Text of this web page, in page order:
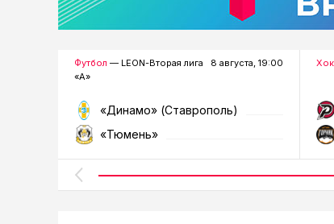
Футбол — LEON-Вторая лига
«А»
8 августа, 19:00
«Динамо» (Ставрополь)
«Тюмень»